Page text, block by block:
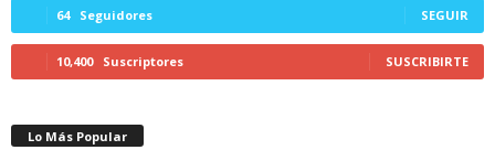
64 Seguidores SEGUIR
10,400 Suscriptores SUSCRIBIRTE
Lo Más Popular